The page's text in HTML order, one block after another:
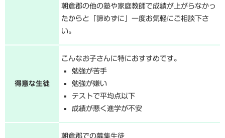
朝倉郡の他の塾や家庭教師で成績が上がらなかっ
たからと「諦めずに」一度お気軽にご相談下さ
い。
得意な生徒
こんなお子さんに特におすすめです。
勉強が苦手
勉強が嫌い
テストで平均点以下
成績が悪く進学が不安
朝倉郡での募集生徒